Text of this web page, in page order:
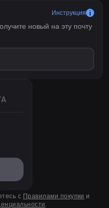
новый на эту почту
Инструкция
с Правилами покупки и
.